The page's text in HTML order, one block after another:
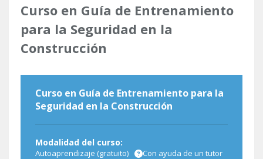
Curso en Guía de Entrenamiento
para la Seguridad en la
Construcción
Curso en Guía de Entrenamiento para la
Seguridad en la Construcción
Modalidad del curso:
Autoaprendizaje (gratuito) Con ayuda de un tutor